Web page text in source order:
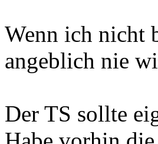
Wenn ich nicht
angeblich nie
Der TS sollte